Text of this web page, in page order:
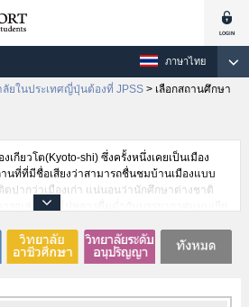
ภาษาไทย
ในประเทศญี่ปุ่นต้องที่ JPSS > เลือกสถานศึกษา
เกียวโต(Kyoto-shi) ซึ่งครั้งหนึ่งเคยเป็นเมือง
นที่ที่มีชื่อเสียงว่าสามารถชื่นชมบ้านเมืองแบบ
ดปากว่าเมืองเก่า แน่นอนว่านักศึกษาต่างชาติ
รถเล่าเรียนไปพลางดื่มด่ำกับบรรยากาศแบบเกีย
ม้ร่วง มรดกทางวัฒนธรรมต่างๆมากมาย ไมโกะ
นพื้นเมืองของเกียวโต ได้ แน่นอนว่า
ฒนธรรมของญี่ปุ่นได้ แต่ในขณะเดียวกันการใช้